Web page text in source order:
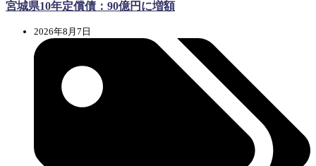
宮城県10年定償債：90億円に増額
2026年8月7日